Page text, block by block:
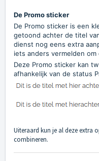
De Promo sticker
De Promo sticker is een
getoond achter de titel
dienst nog eens extra
iets anders vermelden
Deze Promo sticker kan
afhankelijk van de status
Uiteraard kun je al deze extra
combineren.